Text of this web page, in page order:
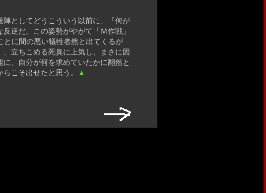
としてどうこういう以前に、「何が
逆だ。この姿勢がやがて「Ｍ作戦」
に間の悪い犠牲者然と出てくるが
、立ちこめる死臭に上気し、まさに因
、自分が何を求めていたかに翻然と
こそ出せたと思う。
▲